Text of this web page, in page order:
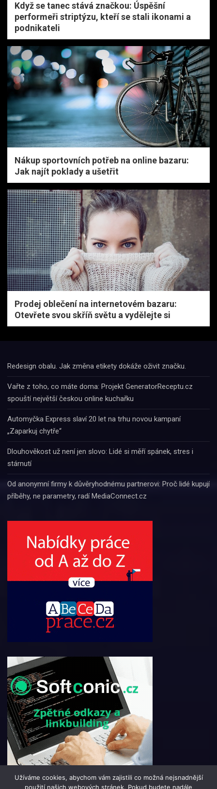
Když se tanec stává značkou: Úspěšní
performeři striptýzu, kteří se stali ikonami a
podnikateli
Nákup sportovních potřeb na online bazaru:
Jak najít poklady a ušetřit
Prodej oblečení na internetovém bazaru:
Otevřete svou skříň světu a vydělejte si
Redesign obalu. Jak změna etikety dokáže oživit značku.
Vařte z toho, co máte doma: Projekt GeneratorReceptu.cz
spouští největší českou online kuchařku
Automyčka Express slaví 20 let na trhu novou kampaní
„Zaparkuj chytře“
Dlouhověkost už není jen slovo: Lidé si měří spánek, stres i
stárnutí
Od anonymní firmy k důvěryhodnému partnerovi: Proč lidé kupují
příběhy, ne parametry, radí MediaConnect.cz
Užíváme cookies, abychom vám zajistili co možná nejsnadnější
použití našich webových stránek. Pokud budete nadále